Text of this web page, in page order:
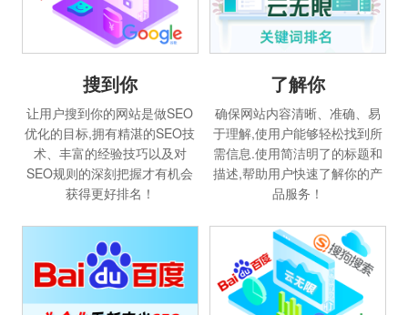
搜到你
让用户搜到你的网站是做SEO
优化的目标,拥有精湛的SEO技
术、丰富的经验技巧以及对
SEO规则的深刻把握才有机会
获得更好排名！
了解你
确保网站内容清晰、准确、易
于理解,使用户能够轻松找到所
需信息.使用简洁明了的标题和
描述,帮助用户快速了解你的产
品服务！